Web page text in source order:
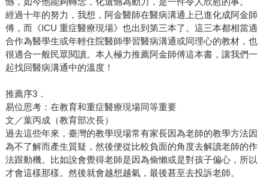
經過十年的努力，我想，阿金醫師在醫病溝通上已進化成阿金師
傅，而《ICU 重症醫療現場》也出到第三本了。這三本都相當適
合作為醫學生或年輕住院醫師學習醫病溝通或同理心的教材，也
很適合一般民眾閱讀。本人極力推薦阿金師傅這本書，讓我們一
起找回醫病溝通中的溫度！
推薦序3．
易位思考：在教育和重症醫療現場同等重要
文／葉丙成（教育部次長）
過去這些年來，臺灣的教學現場常有家長因為老師的教學方法因
為不了解而產生質疑，然後便從比較負面的角度去解讀老師的作
法跟動機。比如說會覺得老師是因為偷懶或是對孩子偏心，所以
才會這樣那樣。然後就會越想越氣，最後甚至去投訴老師。